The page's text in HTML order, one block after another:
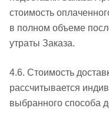
стоимость
в полном объеме
утраты Заказа.
4.6. Стоимость
рассчитывается
выбранного способа